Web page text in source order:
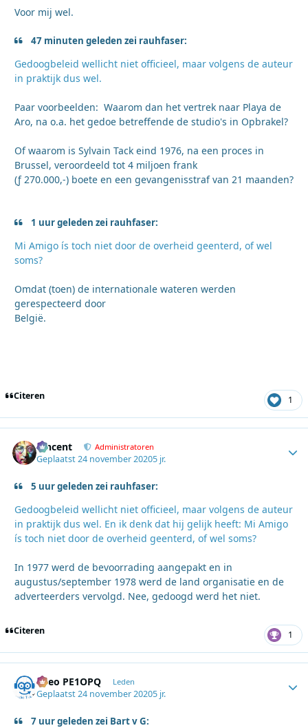
Voor mij wel.
47 minuten geleden zei rauhfaser:
Gedoogbeleid wellicht niet officieel, maar volgens de auteur
in praktijk dus wel.
Paar voorbeelden: Waarom dan het vertrek naar Playa de
Aro, na o.a. het gedoe betreffende de studio's in Opbrakel?
Of waarom is Sylvain Tack eind 1976, na een proces in
Brussel, veroordeeld tot 4 miljoen frank
(ƒ 270.000,-) boete en een gevangenisstraf van 21 maanden?
1 uur geleden zei rauhfaser:
Mi Amigo ís toch niet door de overheid geenterd, of wel
soms?
Omdat (toen) de internationale wateren werden
gerespecteerd door
België.
Citeren 1
Vincent Administratoren
Geplaatst24 november 20205 jr.
5 uur geleden zei rauhfaser:
Gedoogbeleid wellicht niet officieel, maar volgens de auteur
in praktijk dus wel. En ik denk dat hij gelijk heeft: Mi Amigo
ís toch niet door de overheid geenterd, of wel soms?
In 1977 werd de bevoorrading aangepakt en in
augustus/september 1978 werd de land organisatie en de
adverteerders vervolgd. Nee, gedoogd werd het niet.
Citeren 1
Theo PE1OPQ Leden
Geplaatst24 november 20205 jr.
7 uur geleden zei Bart v G: